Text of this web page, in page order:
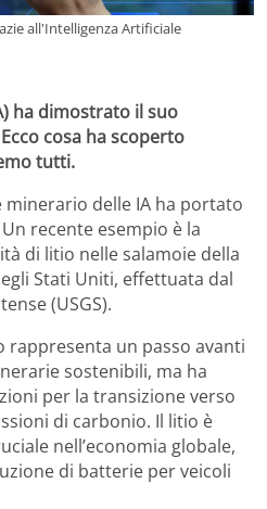
all'Intelligenza Artificiale
ha dimostrato il suo
cosa ha scoperto
tutti.
minerario delle IA ha portato
recente esempio è la
di litio nelle salamoie della
Stati Uniti, effettuata dal
(USGS).
rappresenta un passo avanti
sostenibili, ma ha
per la transizione verso
di carbonio. Il litio è
nell’economia globale,
di batterie per veicoli